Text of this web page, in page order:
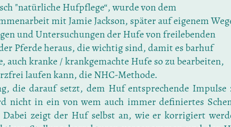
"natürliche Hufpflege“, wurde von dem
mit Jamie Jackson, später auf eigenem
und Untersuchungen der Hufe von freilebenden
Pferde heraus, die wichtig sind, damit es barhuf
kranke / krankgemachte Hufe so zu bearbeiten,
laufen kann, die NHC-Methode.
die darauf setzt, dem Huf entsprechende Impulse
nicht in ein von wem auch immer definiertes
zeigt der Huf selbst an, wie er korrigiert